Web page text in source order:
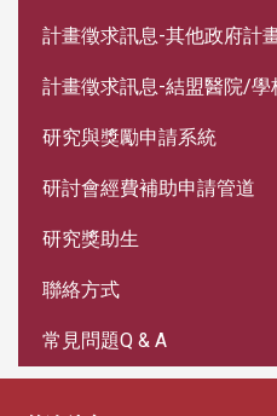
計畫徵求訊息-其他政府計
計畫徵求訊息-結盟醫院/學
研究與獎勵申請系統
研討會經費補助申請管道
研究獎助生
聯絡方式
常見問題Q & A